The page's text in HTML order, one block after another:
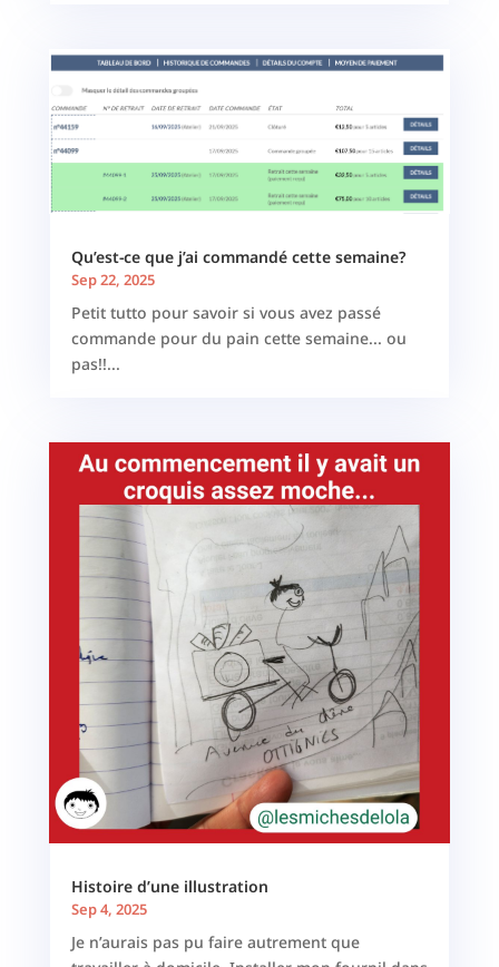
Qu’est-ce que j’ai commandé cette semaine?
Sep 22, 2025
Petit tutto pour savoir si vous avez passé
commande pour du pain cette semaine... ou
pas!!...
Histoire d’une illustration
Sep 4, 2025
Je n’aurais pas pu faire autrement que